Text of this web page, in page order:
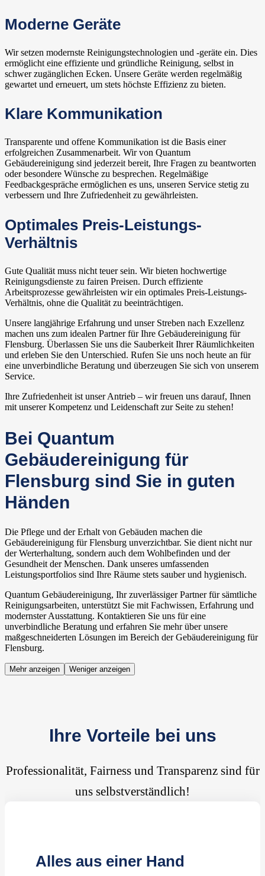
Moderne Geräte
Wir setzen modernste Reinigungstechnologien und -geräte ein. Dies
ermöglicht eine effiziente und gründliche Reinigung, selbst in
schwer zugänglichen Ecken. Unsere Geräte werden regelmäßig
gewartet und erneuert, um stets höchste Effizienz zu bieten.
Klare Kommunikation
Transparente und offene Kommunikation ist die Basis einer
erfolgreichen Zusammenarbeit. Wir von Quantum
Gebäudereinigung sind jederzeit bereit, Ihre Fragen zu beantworten
oder besondere Wünsche zu besprechen. Regelmäßige
Feedbackgespräche ermöglichen es uns, unseren Service stetig zu
verbessern und Ihre Zufriedenheit zu gewährleisten.
Optimales Preis-Leistungs-
Verhältnis
Gute Qualität muss nicht teuer sein. Wir bieten hochwertige
Reinigungsdienste zu fairen Preisen. Durch effiziente
Arbeitsprozesse gewährleisten wir ein optimales Preis-Leistungs-
Verhältnis, ohne die Qualität zu beeinträchtigen.
Unsere langjährige Erfahrung und unser Streben nach Exzellenz
machen uns zum idealen Partner für Ihre Gebäudereinigung für
Flensburg. Überlassen Sie uns die Sauberkeit Ihrer Räumlichkeiten
und erleben Sie den Unterschied. Rufen Sie uns noch heute an für
eine unverbindliche Beratung und überzeugen Sie sich von unserem
Service.
Ihre Zufriedenheit ist unser Antrieb – wir freuen uns darauf, Ihnen
mit unserer Kompetenz und Leidenschaft zur Seite zu stehen!
Bei Quantum
Gebäudereinigung für
Flensburg sind Sie in guten
Händen
Die Pflege und der Erhalt von Gebäuden machen die
Gebäudereinigung für Flensburg unverzichtbar. Sie dient nicht nur
der Werterhaltung, sondern auch dem Wohlbefinden und der
Gesundheit der Menschen. Dank unseres umfassenden
Leistungsportfolios sind Ihre Räume stets sauber und hygienisch.
Quantum Gebäudereinigung, Ihr zuverlässiger Partner für sämtliche
Reinigungsarbeiten, unterstützt Sie mit Fachwissen, Erfahrung und
modernster Ausstattung. Kontaktieren Sie uns für eine
unverbindliche Beratung und erfahren Sie mehr über unsere
maßgeschneiderten Lösungen im Bereich der Gebäudereinigung für
Flensburg.
Mehr anzeigen Weniger anzeigen
Ihre Vorteile bei uns
Professionalität, Fairness und Transparenz sind für
uns selbstverständlich!
Alles aus einer Hand